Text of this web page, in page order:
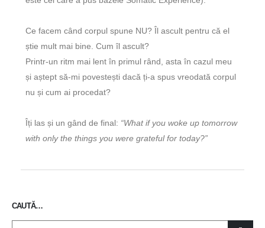
Ce facem când corpul spune NU? Îl ascult pentru că el
știe mult mai bine. Cum îl ascult?
Printr-un ritm mai lent în primul rând, asta în cazul meu
și aștept să-mi povestești dacă ți-a spus vreodată corpul
nu și cum ai procedat?
Îți las și un gând de final: “What if you woke up tomorrow
with only the things you were grateful for today?”
CAUTĂ…